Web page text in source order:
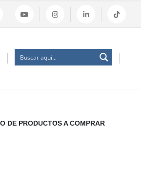
DE PRODUCTOS A COMPRAR